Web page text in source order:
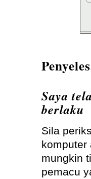
Saya
berlaku
Sila
mungkin
pemacu